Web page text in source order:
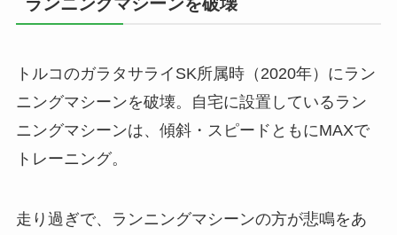
トルコのガラタサライSK所属時（2020年）にラン
ニングマシーンを破壊。自宅に設置しているラン
ニングマシーンは、傾斜・スピードともにMAXで
トレーニング。
走り過ぎで、ランニングマシーンの方が悲鳴をあ